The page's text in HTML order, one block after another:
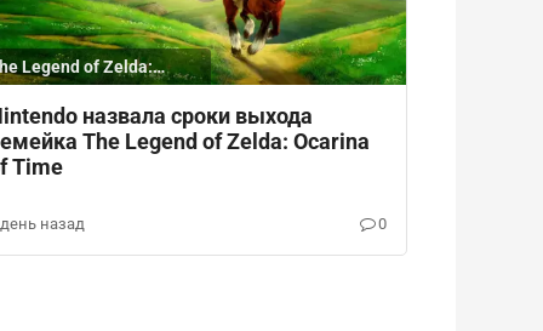
Legend of Zelda:
of Time
назвала сроки выхода
The Legend of Zelda: Ocarina
Time
назад 0